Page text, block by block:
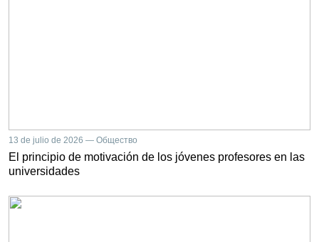
13 de julio de 2026 — Общество
El principio de motivación de los jóvenes profesores en las
universidades